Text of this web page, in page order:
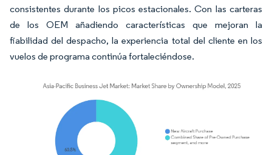
consistentes durante los picos estacionales. Con las carteras
de los OEM añadiendo características que mejoran la
fiabilidad del despacho, la experiencia total del cliente en los
vuelos de programa continúa fortaleciéndose.